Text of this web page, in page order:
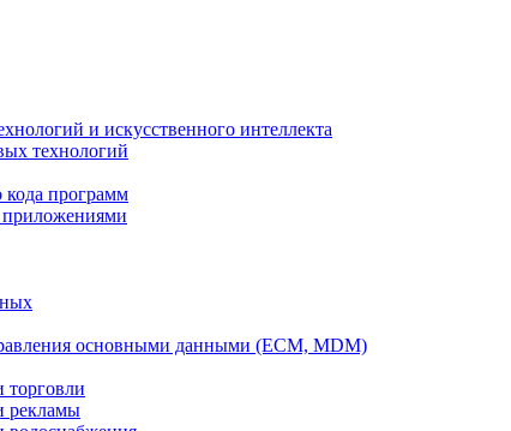
и искусственного интеллекта
технологий
кода программ
основными данными (ECM, MDM)
торговли
рекламы